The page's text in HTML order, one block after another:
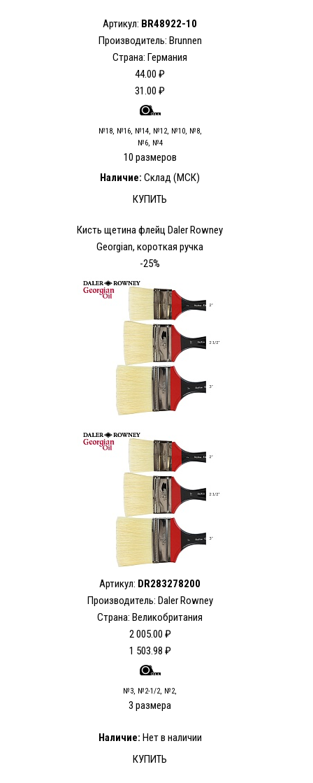
Артикул: BR48922-10
Производитель: Brunnen
Страна: Германия
44.00 ₽
31.00 ₽
№18, №16, №14, №12, №10, №8,
№6, №4
10 размеров
Наличие: Склад (МСК)
КУПИТЬ
Кисть щетина флейц Daler Rowney
Georgian, короткая ручка
-25%
Артикул: DR283278200
Производитель: Daler Rowney
Страна: Великобритания
2 005.00 ₽
1 503.98 ₽
№3, №2-1/2, №2,
3 размера
Наличие: Нет в наличии
КУПИТЬ